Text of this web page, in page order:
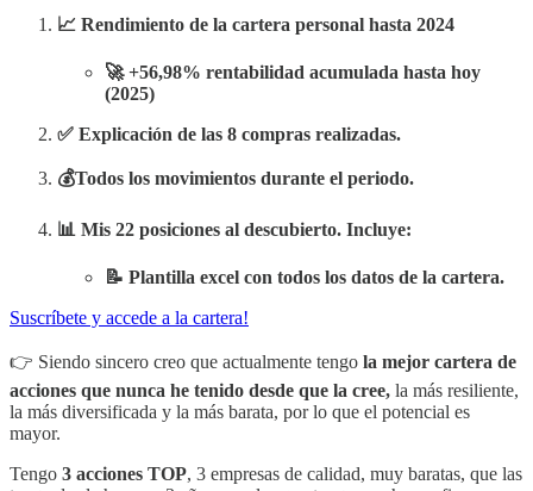
📈 Rendimiento de la cartera personal hasta 2024
🚀 +56,98% rentabilidad acumulada hasta hoy
(2025)
✅ Explicación de las 8 compras realizadas.
💰Todos los movimientos durante el periodo.
📊 Mis 22 posiciones al descubierto. Incluye:
📝 Plantilla excel con todos los datos de la cartera.
Suscríbete y accede a la cartera!
👉 Siendo sincero creo que actualmente tengo la mejor cartera de
acciones que nunca he tenido desde que la cree, la más resiliente,
la más diversificada y la más barata, por lo que el potencial es
mayor.
Tengo 3 acciones TOP, 3 empresas de calidad, muy baratas, que las